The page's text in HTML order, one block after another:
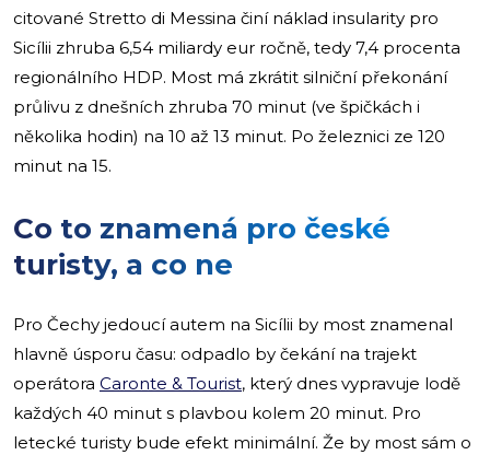
citované Stretto di Messina činí náklad insularity pro
Sicílii zhruba 6,54 miliardy eur ročně, tedy 7,4 procenta
regionálního HDP. Most má zkrátit silniční překonání
průlivu z dnešních zhruba 70 minut (ve špičkách i
několika hodin) na 10 až 13 minut. Po železnici ze 120
minut na 15.
Co to znamená pro české
turisty, a co ne
Pro Čechy jedoucí autem na Sicílii by most znamenal
hlavně úsporu času: odpadlo by čekání na trajekt
operátora Caronte & Tourist, který dnes vypravuje lodě
každých 40 minut s plavbou kolem 20 minut. Pro
letecké turisty bude efekt minimální. Že by most sám o